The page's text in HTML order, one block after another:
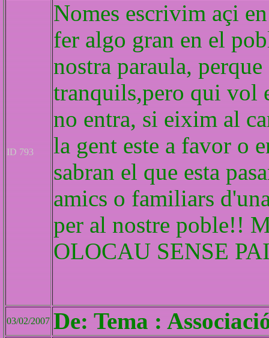
ID 793
Nomes escrivim açi
fer algo gran en el
nostra paraula,
tranquils,pero qui vol
no entra, si eixim al
la gent este a favor o
sabran el que esta
amics o familiars
per al nostre poble!!
OLOCAU SENSE
03/02/2007 De: Tema :